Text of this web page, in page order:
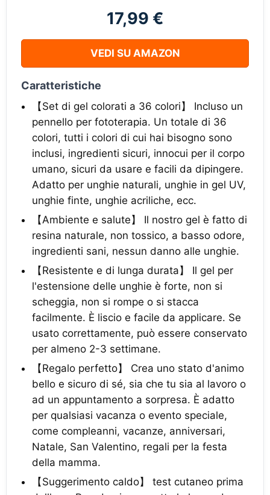
17,99 €
VEDI SU AMAZON
Caratteristiche
【Set di gel colorati a 36 colori】 Incluso un
pennello per fototerapia. Un totale di 36
colori, tutti i colori di cui hai bisogno sono
inclusi, ingredienti sicuri, innocui per il corpo
umano, sicuri da usare e facili da dipingere.
Adatto per unghie naturali, unghie in gel UV,
unghie finte, unghie acriliche, ecc.
【Ambiente e salute】 Il nostro gel è fatto di
resina naturale, non tossico, a basso odore,
ingredienti sani, nessun danno alle unghie.
【Resistente e di lunga durata】 Il gel per
l'estensione delle unghie è forte, non si
scheggia, non si rompe o si stacca
facilmente. È liscio e facile da applicare. Se
usato correttamente, può essere conservato
per almeno 2-3 settimane.
【Regalo perfetto】 Crea uno stato d'animo
bello e sicuro di sé, sia che tu sia al lavoro o
ad un appuntamento a sorpresa. È adatto
per qualsiasi vacanza o evento speciale,
come compleanni, vacanze, anniversari,
Natale, San Valentino, regali per la festa
della mamma.
【Suggerimento caldo】 test cutaneo prima